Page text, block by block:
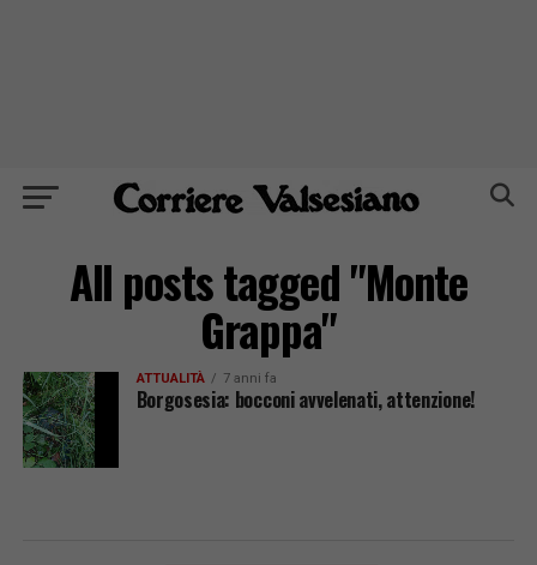
All posts tagged "Monte
Grappa"
ATTUALITÀ 7 anni fa
Borgosesia: bocconi avvelenati, attenzione!